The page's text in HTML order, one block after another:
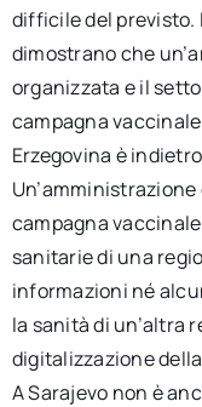
difficile del previsto.
dimostrano che
organizzata e il
campagna
Erzegovina è
campagna
sanitarie di una
informazioni né
la sanità di un’altra
digitalizzazione
A Sarajevo non è